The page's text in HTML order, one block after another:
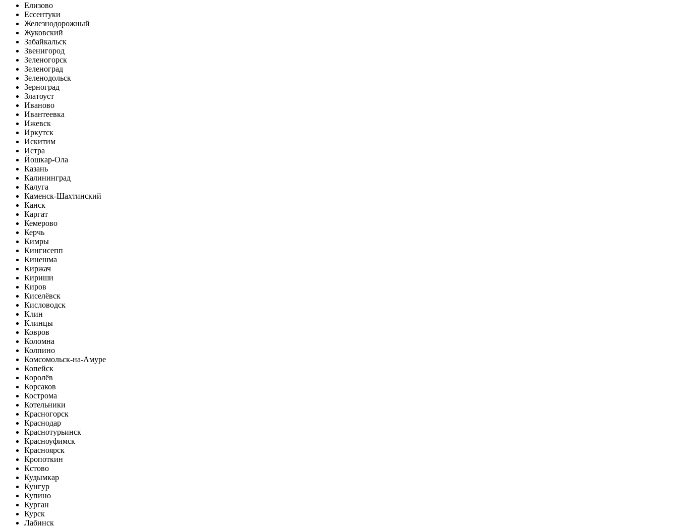
Елизово
Ессентуки
Железнодорожный
Жуковский
Забайкальск
Звенигород
Зеленогорск
Зеленоград
Зеленодольск
Зерноград
Златоуст
Иваново
Ивантеевка
Ижевск
Иркутск
Искитим
Истра
Йошкар-Ола
Казань
Калининград
Калуга
Каменск-Шахтинский
Канск
Каргат
Кемерово
Керчь
Кимры
Кингисепп
Кинешма
Киржач
Кириши
Киров
Киселёвск
Кисловодск
Клин
Клинцы
Ковров
Коломна
Колпино
Комсомольск-на-Амуре
Копейск
Королёв
Корсаков
Кострома
Котельники
Красногорск
Краснодар
Краснотурьинск
Красноуфимск
Красноярск
Кропоткин
Кстово
Кудымкар
Кунгур
Купино
Курган
Курск
Лабинск